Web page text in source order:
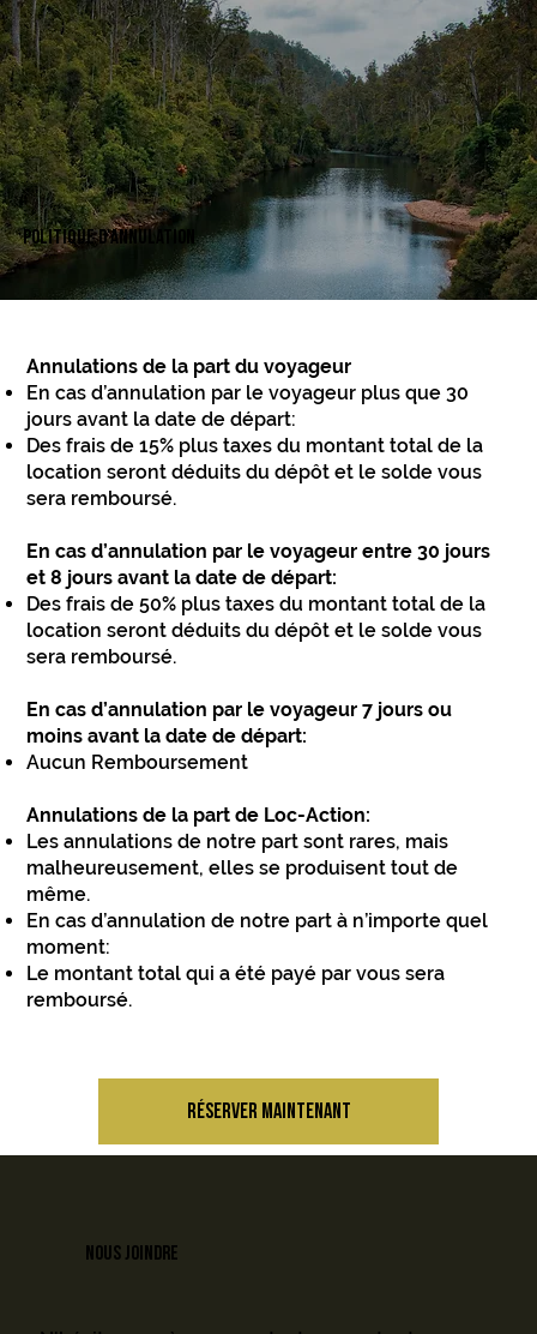
POLITIQUE D'ANNULATION
Annulations de la part du voyageur
En cas d’annulation par le voyageur plus que 30
jours avant la date de départ:
Des frais de 15% plus taxes du montant total de la
location seront déduits du dépôt et le solde vous
sera remboursé.
En cas d’annulation par le voyageur entre 30 jours
et 8 jours avant la date de départ:
Des frais de 50% plus taxes du montant total de la
location seront déduits du dépôt et le solde vous
sera remboursé.
En cas d’annulation par le voyageur 7 jours ou
moins avant la date de départ:
Aucun Remboursement
Annulations de la part de Loc-Action:
Les annulations de notre part sont rares, mais
malheureusement, elles se produisent tout de
même.
En cas d’annulation de notre part à n’importe quel
moment:
Le montant total qui a été payé par vous sera
remboursé.
RÉSERVER MAINTENANT
NOUS JOINDRE